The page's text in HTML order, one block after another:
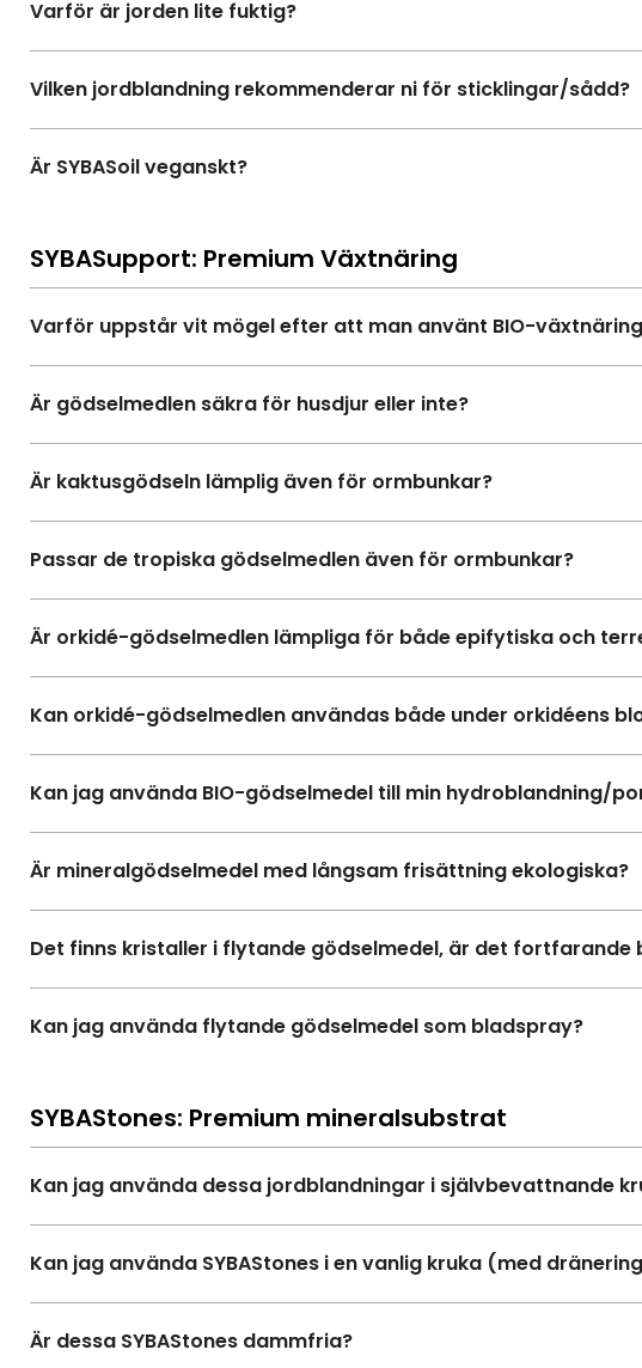
Varför är jorden lite fuktig?
Vilken jordblandning rekommenderar ni för sticklingar/sådd?
Är SYBASoil veganskt?
SYBASupport: Premium Växtnäring
Varför uppstår vit mögel efter att man använt BIO-
Är gödselmedlen säkra för husdjur eller inte?
Är kaktusgödseln lämplig även för ormbunkar?
Passar de tropiska gödselmedlen även för ormbunkar?
Är orkidé-gödselmedlen lämpliga för både epifytiska och
Kan orkidé-gödselmedlen användas både under orkidéens
Kan jag använda BIO-gödselmedel till min hydroblandning/
Är mineralgödselmedel med långsam frisättning ekologiska?
Det finns kristaller i flytande gödselmedel, är det fortfarande
Kan jag använda flytande gödselmedel som bladspray?
SYBAStones: Premium mineralsubstrat
Kan jag använda dessa jordblandningar i självbevattnande
Kan jag använda SYBAStones i en vanlig kruka (med
Är dessa SYBAStones dammfria?